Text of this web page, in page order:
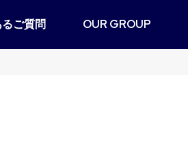
ご質問 OUR GROUP